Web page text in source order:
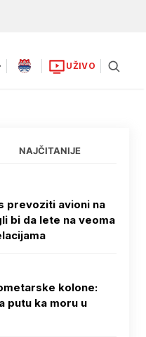
UŽIVO
NAJČITANIJE
prevoziti avioni na
bi da lete na veoma
kolone:
putu ka moru u